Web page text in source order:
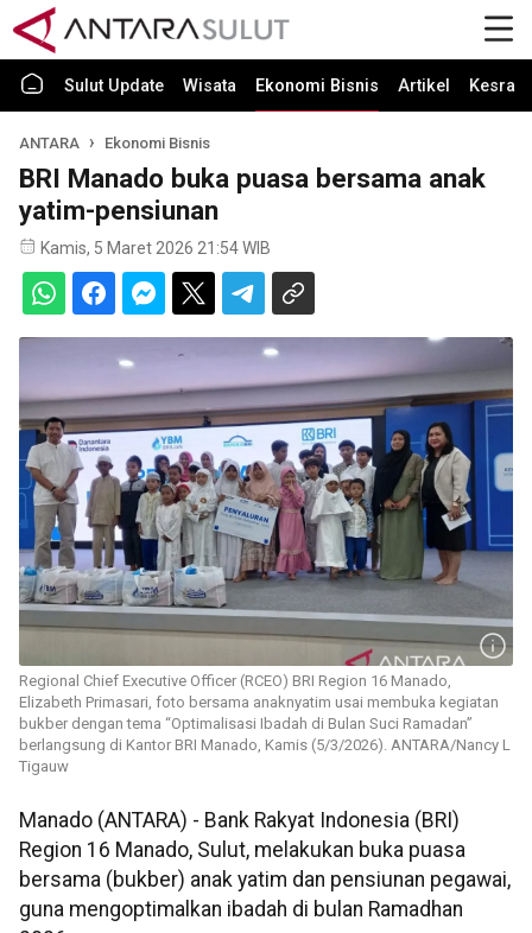
Sulut Update Wisata Ekonomi Bisnis Artikel Kesra
ANTARA Ekonomi Bisnis
BRI Manado buka puasa bersama anak
yatim-pensiunan
Kamis, 5 Maret 2026 21:54 WIB
Regional Chief Executive Officer (RCEO) BRI Region 16 Manado,
Elizabeth Primasari, foto bersama anaknyatim usai membuka kegiatan
bukber dengan tema “Optimalisasi Ibadah di Bulan Suci Ramadan”
berlangsung di Kantor BRI Manado, Kamis (5/3/2026). ANTARA/Nancy L
Tigauw
Manado (ANTARA) - Bank Rakyat Indonesia (BRI)
Region 16 Manado, Sulut, melakukan buka puasa
bersama (bukber) anak yatim dan pensiunan pegawai,
guna mengoptimalkan ibadah di bulan Ramadhan